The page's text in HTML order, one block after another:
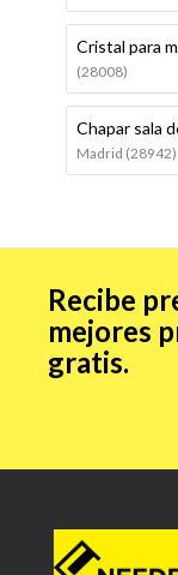
Cristal para
(28008)
Chapar sala
Madrid (28942)
Recibe
mejores
gratis.